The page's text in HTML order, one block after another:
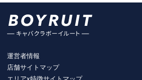
運営者情報
店舗サイトマップ